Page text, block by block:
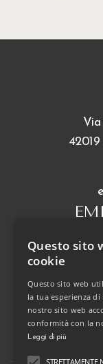
Via
Questo sito
cookie
Questo sito web
la tua esperienza
nostro sito web
conformità con la
Leggi di più
STRETTAMENTE